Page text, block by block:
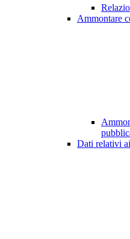
Ammontare
Dati relativi